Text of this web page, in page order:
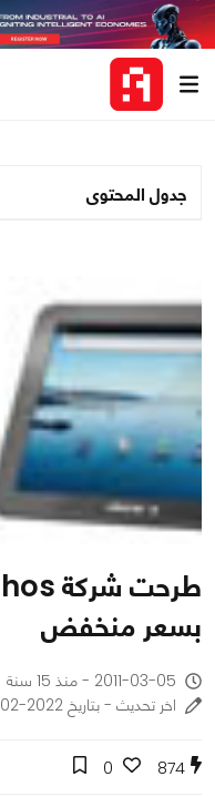
جدول المحتوى
بسعر منخفض
2011-03-05 - منذ 15 سنة
اخر تحديث - بتاريخ 2022-02-08
874
0